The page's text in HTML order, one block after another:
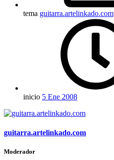
tema guitarra.artelinkado.com
inicio 5 Ene 2008
guitarra.artelinkado.com
Moderador